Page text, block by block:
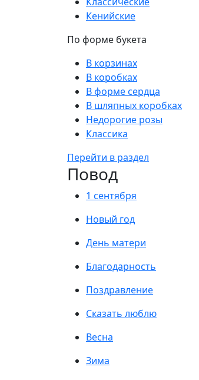
Кенийские
По форме букета
В корзинах
В коробках
В форме сердца
В шляпных коробках
Недорогие розы
Классика
Перейти в раздел
Повод
1 сентября
Новый год
День матери
Благодарность
Поздравление
Сказать люблю
Весна
Зима